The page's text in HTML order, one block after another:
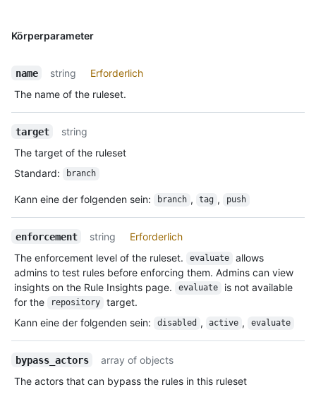
Körperparameter
name string
Erforderlich
The name of the ruleset.
target
string
The target of the ruleset
Standard: branch
Kann eine der folgenden sein: branch , tag , push
enforcement string
Erforderlich
The enforcement level of the ruleset.
evaluate
allows
admins to test rules before enforcing them. Admins can view
insights on the Rule Insights page.
evaluate
is not available
for the
repository
target.
Kann eine der folgenden sein: disabled , active , evaluate
bypass_actors
array of objects
The actors that can bypass the rules in this ruleset